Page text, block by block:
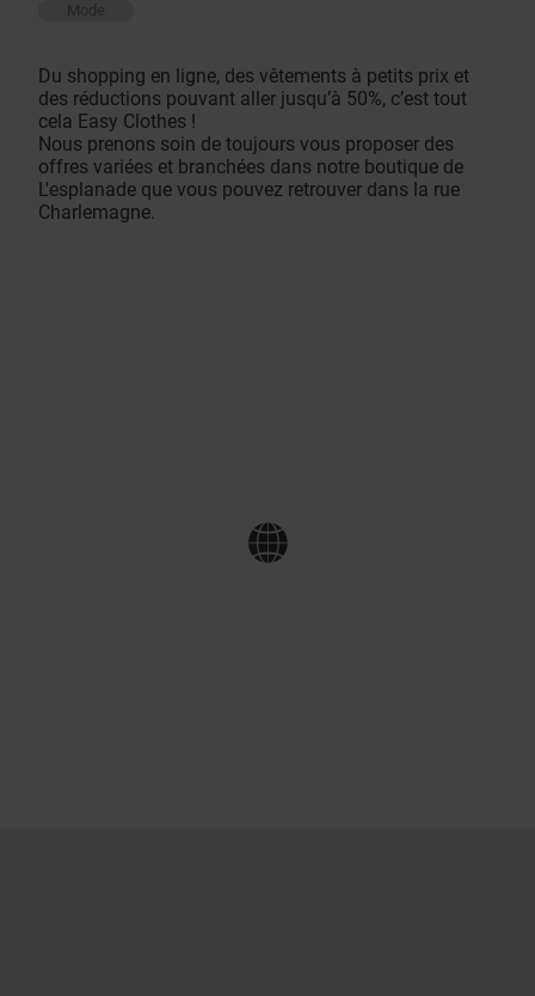
Mode
Du shopping en ligne, des vêtements à petits prix et
des réductions pouvant aller jusqu’à 50%, c’est tout
cela Easy Clothes !
Nous prenons soin de toujours vous proposer des
offres variées et branchées dans notre boutique de
L'esplanade que vous pouvez retrouver dans la rue
Charlemagne.